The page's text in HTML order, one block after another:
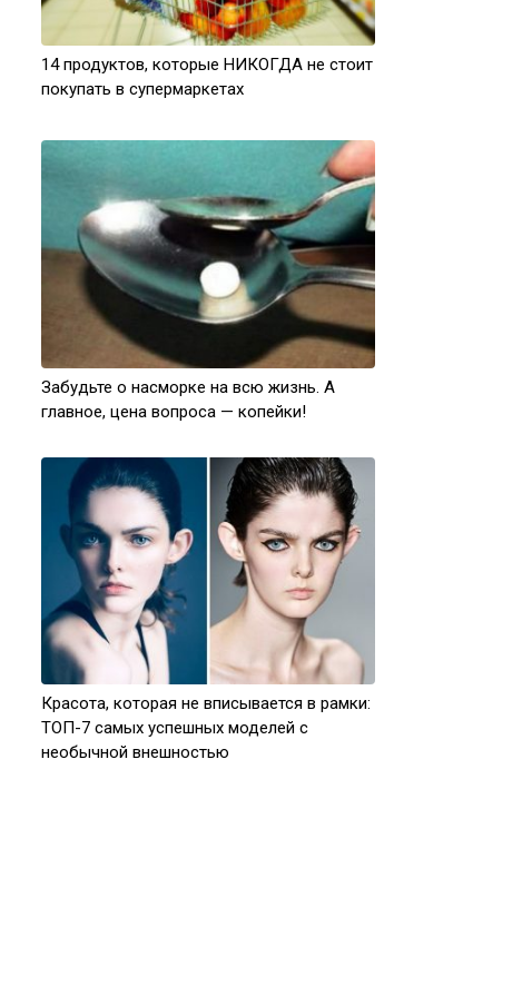
14 продуктов, которые НИКОГДА не стоит
покупать в супермаркетах
Забудьте о насморке на всю жизнь. А
главное, цена вопроса — копейки!
Красота, которая не вписывается в рамки:
ТОП-7 самых успешных моделей с
необычной внешностью